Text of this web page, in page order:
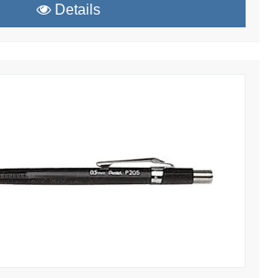
Details